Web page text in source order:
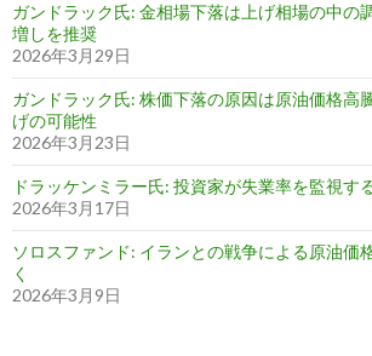
ガンドラック氏: 金相場下落は上げ相場の中の
増しを推奨
2026年3月29日
ガンドラック氏: 株価下落の原因は原油価格高
げの可能性
2026年3月23日
ドラッケンミラー氏: 投資家が失業率を監視す
2026年3月17日
ソロスファンド: イランとの戦争による原油価
く
2026年3月9日